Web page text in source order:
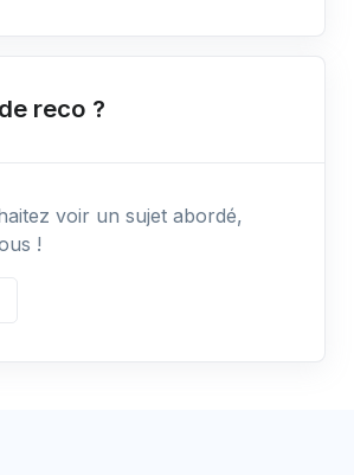
reco ?
voir un sujet abordé,
!